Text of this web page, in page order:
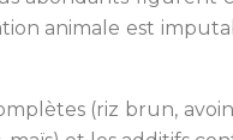
animale est
(riz brun,